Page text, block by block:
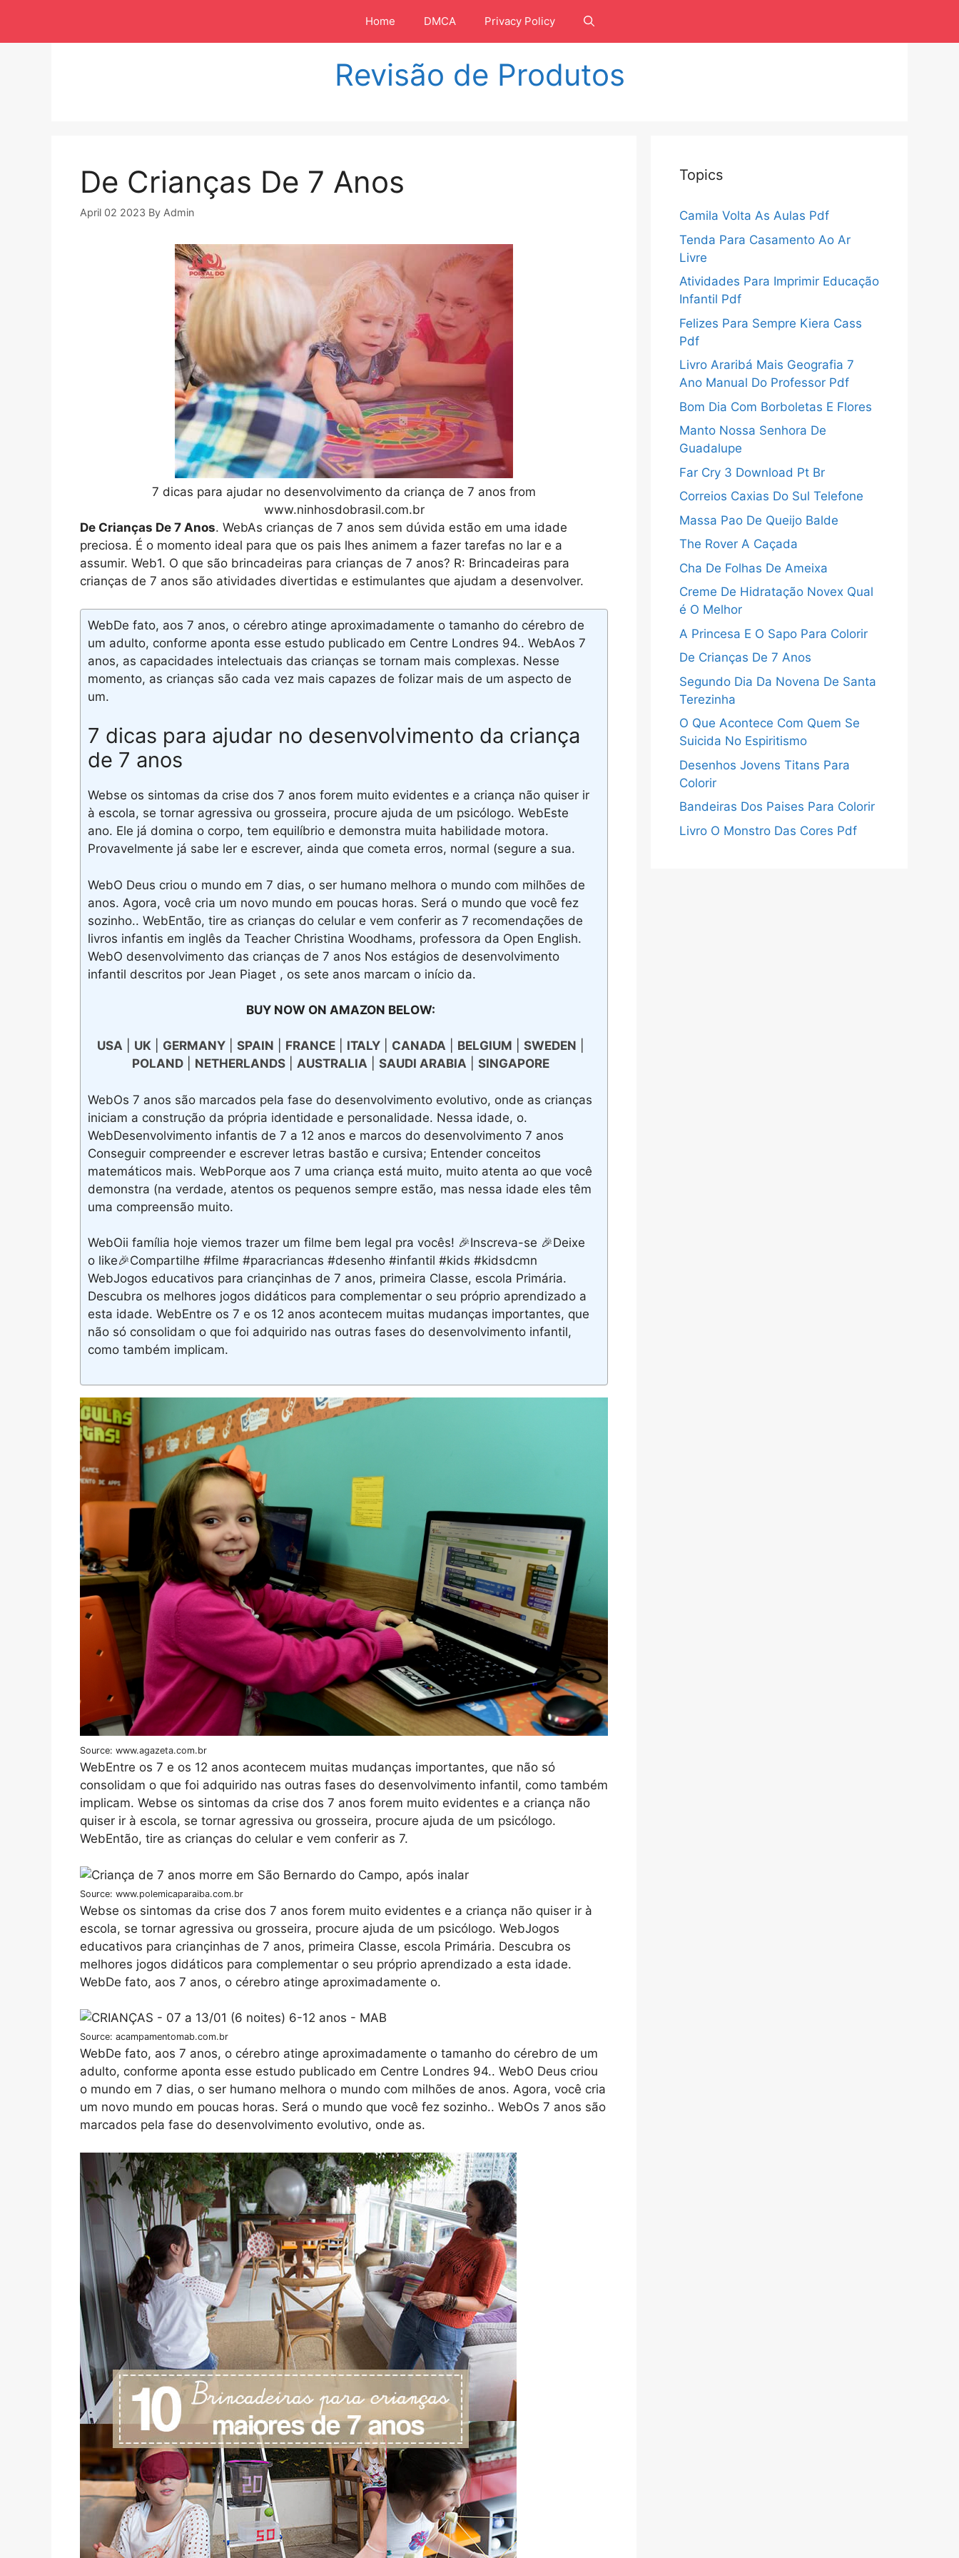
isi
Home DMCA Privacy Policy
Revisão de Produtos
De Crianças De 7 Anos
April 02 2023 By Admin
7 dicas para ajudar no desenvolvimento da criança de 7 anos from
www.ninhosdobrasil.com.br
De Crianças De 7 Anos. WebAs crianças de 7 anos sem dúvida estão em uma idade
preciosa. É o momento ideal para que os pais lhes animem a fazer tarefas no lar e a
assumir. Web1. O que são brincadeiras para crianças de 7 anos? R: Brincadeiras para
crianças de 7 anos são atividades divertidas e estimulantes que ajudam a desenvolver.
WebDe fato, aos 7 anos, o cérebro atinge aproximadamente o tamanho do cérebro de
um adulto, conforme aponta esse estudo publicado em Centre Londres 94.. WebAos 7
anos, as capacidades intelectuais das crianças se tornam mais complexas. Nesse
momento, as crianças são cada vez mais capazes de folizar mais de um aspecto de
um.
7 dicas para ajudar no desenvolvimento da criança
de 7 anos
Webse os sintomas da crise dos 7 anos forem muito evidentes e a criança não quiser ir
à escola, se tornar agressiva ou grosseira, procure ajuda de um psicólogo. WebEste
ano. Ele já domina o corpo, tem equilíbrio e demonstra muita habilidade motora.
Provavelmente já sabe ler e escrever, ainda que cometa erros, normal (segure a sua.
WebO Deus criou o mundo em 7 dias, o ser humano melhora o mundo com milhões de
anos. Agora, você cria um novo mundo em poucas horas. Será o mundo que você fez
sozinho.. WebEntão, tire as crianças do celular e vem conferir as 7 recomendações de
livros infantis em inglês da Teacher Christina Woodhams, professora da Open English.
WebO desenvolvimento das crianças de 7 anos Nos estágios de desenvolvimento
infantil descritos por Jean Piaget , os sete anos marcam o início da.
BUY NOW ON AMAZON BELOW:
USA| UK| GERMANY| SPAIN FRANCE| ITALY| CANADA| BELGIUM SWEDEN
POLAND| NETHERLANDS| AUSTRALIA| SAUDI ARABIA| SINGAPORE
WebOs 7 anos são marcados pela fase do desenvolvimento evolutivo, onde as crianças
iniciam a construção da própria identidade e personalidade. Nessa idade, o.
WebDesenvolvimento infantis de 7 a 12 anos e marcos do desenvolvimento 7 anos
Conseguir compreender e escrever letras bastão e cursiva; Entender conceitos
matemáticos mais. WebPorque aos 7 uma criança está muito, muito atenta ao que você
demonstra (na verdade, atentos os pequenos sempre estão, mas nessa idade eles têm
uma compreensão muito.
WebOii família hoje viemos trazer um filme bem legal pra vocês! 🎉Inscreva-se 🎉Deixe
o like🎉Compartilhe #filme #paracriancas #desenho #infantil #kids #kidsdcmn
WebJogos educativos para criançinhas de 7 anos, primeira Classe, escola Primária.
Descubra os melhores jogos didáticos para complementar o seu próprio aprendizado a
esta idade. WebEntre os 7 e os 12 anos acontecem muitas mudanças importantes, que
não só consolidam o que foi adquirido nas outras fases do desenvolvimento infantil,
como também implicam.
Source: www.agazeta.com.br
WebEntre os 7 e os 12 anos acontecem muitas mudanças importantes, que não só
consolidam o que foi adquirido nas outras fases do desenvolvimento infantil, como também
implicam. Webse os sintomas da crise dos 7 anos forem muito evidentes e a criança não
quiser ir à escola, se tornar agressiva ou grosseira, procure ajuda de um psicólogo.
WebEntão, tire as crianças do celular e vem conferir as 7.
Source: www.polemicaparaiba.com.br
Webse os sintomas da crise dos 7 anos forem muito evidentes e a criança não quiser ir à
escola, se tornar agressiva ou grosseira, procure ajuda de um psicólogo. WebJogos
educativos para criançinhas de 7 anos, primeira Classe, escola Primária. Descubra os
melhores jogos didáticos para complementar o seu próprio aprendizado a esta idade.
WebDe fato, aos 7 anos, o cérebro atinge aproximadamente o.
Source: acampamentomab.com.br
WebDe fato, aos 7 anos, o cérebro atinge aproximadamente o tamanho do cérebro de um
adulto, conforme aponta esse estudo publicado em Centre Londres 94.. WebO Deus criou
o mundo em 7 dias, o ser humano melhora o mundo com milhões de anos. Agora, você cria
um novo mundo em poucas horas. Será o mundo que você fez sozinho.. WebOs 7 anos são
marcados pela fase do desenvolvimento evolutivo, onde as.
Topics
Camila Volta As Aulas Pdf
Tenda Para Casamento Ao Ar
Livre
Atividades Para Imprimir Educação
Infantil Pdf
Felizes Para Sempre Kiera Cass
Pdf
Livro Araribá Mais Geografia 7
Ano Manual Do Professor Pdf
Bom Dia Com Borboletas E Flores
Manto Nossa Senhora De
Guadalupe
Far Cry 3 Download Pt Br
Correios Caxias Do Sul Telefone
Massa Pao De Queijo Balde
The Rover A Caçada
Cha De Folhas De Ameixa
Creme De Hidratação Novex Qual
é O Melhor
A Princesa E O Sapo Para Colorir
De Crianças De 7 Anos
Segundo Dia Da Novena De Santa
Terezinha
O Que Acontece Com Quem Se
Suicida No Espiritismo
Desenhos Jovens Titans Para
Colorir
Bandeiras Dos Paises Para Colorir
Livro O Monstro Das Cores Pdf